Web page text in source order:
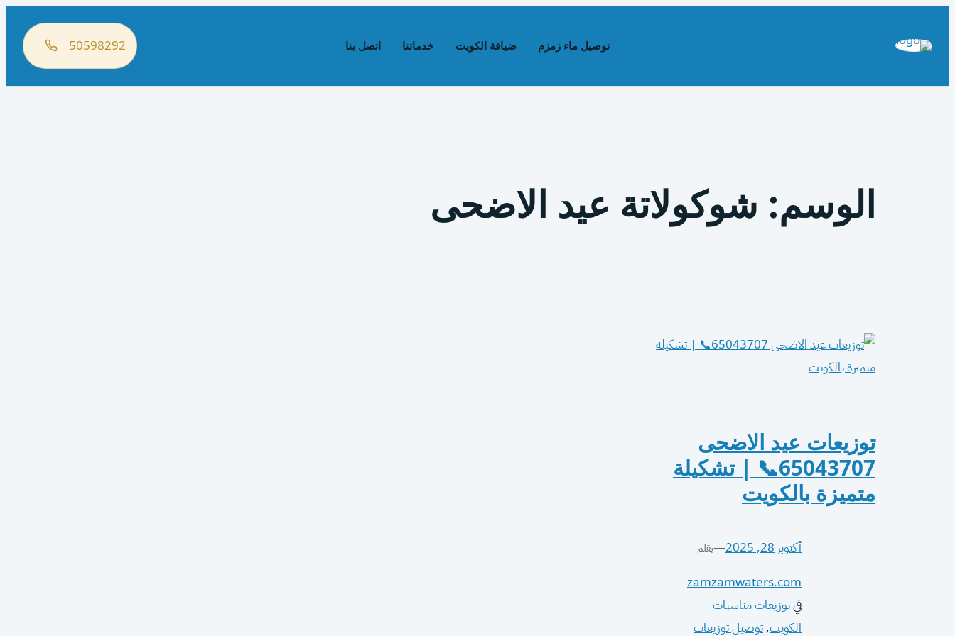
المحتوى
توصيل ماء زمزم ضيافة الكويت خدماتنا اتصل بنا 50598292
الوسم: شوكولاتة عيد الاضحى
توزيعات عيد الاضحى
65043707📞 | تشكيلة
متميزة بالكويت
أكتوبر 28, 2025 —بقلم
zamzamwaters.com
فيتوزيعات مناسبات
الكويت, توصيل توزيعات